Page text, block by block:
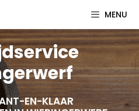
MENU
EN-KLAAR